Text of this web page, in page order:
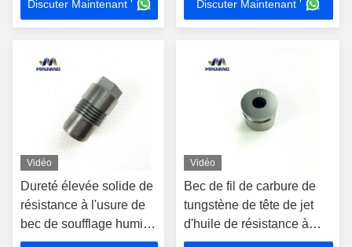
de pétrole
Discuter Maintenant ' Discuter Maintenant '
Vidéo
Dureté élevée solide de
résistance à l'usure de
bec de soufflage humide
de bec de pulvérisation
Vidéo
Bec de fil de carbure de
tungstène de tête de jet
d'huile de résistance à
l'érosion